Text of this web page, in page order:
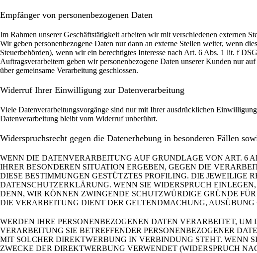
Empfänger von personenbezogenen Daten
Im Rahmen unserer Geschäftstätigkeit arbeiten wir mit verschiedenen externen
Wir geben personenbezogene Daten nur dann an externe Stellen weiter, wenn
Steuerbehörden), wenn wir ein berechtigtes Interesse nach Art. 6 Abs. 1 lit. f
Auftragsverarbeitern geben wir personenbezogene Daten unserer Kunden nur
über gemeinsame Verarbeitung geschlossen.
Widerruf Ihrer Einwilligung zur Datenverarbeitung
Viele Datenverarbeitungsvorgänge sind nur mit Ihrer ausdrücklichen
Datenverarbeitung bleibt vom Widerruf unberührt.
Widerspruchsrecht gegen die Datenerhebung in besonderen Fällen
WENN DIE DATENVERARBEITUNG AUF GRUNDLAGE VON ART. 6
IHRER BESONDEREN SITUATION ERGEBEN, GEGEN DIE
DIESE BESTIMMUNGEN GESTÜTZTES PROFILING. DIE JEWEILIGE
DATENSCHUTZERKLÄRUNG. WENN SIE WIDERSPRUCH
DENN, WIR KÖNNEN ZWINGENDE SCHUTZWÜRDIGE GRÜNDE
DIE VERARBEITUNG DIENT DER GELTENDMACHUNG,
WERDEN IHRE PERSONENBEZOGENEN DATEN VERARBEITET,
VERARBEITUNG SIE BETREFFENDER PERSONENBEZOGENER
MIT SOLCHER DIREKTWERBUNG IN VERBINDUNG STEHT. WENN
ZWECKE DER DIREKTWERBUNG VERWENDET (WIDERSPRUCH